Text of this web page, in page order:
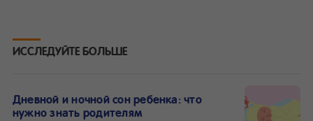
ИССЛЕДУЙТЕ БОЛЬШЕ
Дневной и ночной сон ребенка: что
нужно знать родителям